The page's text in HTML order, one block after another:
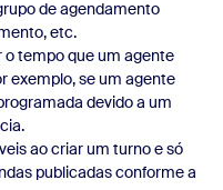
de agendamento
etc.
tempo que um agente
exemplo, se um agente
devido a um
ao criar um turno e só
publicadas conforme a